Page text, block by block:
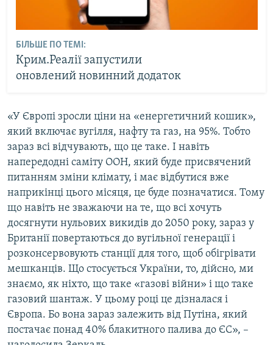
БІЛЬШЕ ПО ТЕМІ:
Крим.Реалії запустили
оновлений новинний додаток
«У Європі зросли ціни на «енергетичний кошик»,
який включає вугілля, нафту та газ, на 95%. Тобто
зараз всі відчувають, що це таке. І навіть
напередодні саміту ООН, який буде присвячений
питанням зміни клімату, і має відбутися вже
наприкінці цього місяця, це буде позначатися. Тому
що навіть не зважаючи на те, що всі хочуть
досягнути нульових викидів до 2050 року, зараз у
Британії повертаються до вугільної генерації і
розконсервовують станції для того, щоб обігрівати
мешканців. Що стосується України, то, дійсно, ми
знаємо, як ніхто, що таке «газові війни» і що таке
газовий шантаж. У цьому році це дізналася і
Європа. Бо вона зараз залежить від Путіна, який
постачає понад 40% блакитного палива до ЄС», –